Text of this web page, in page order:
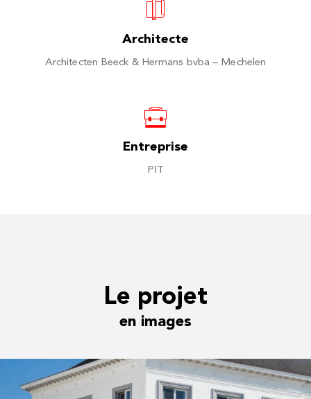
Architecte
Architecten Beeck & Hermans bvba – Mechelen
Entreprise
PIT
Le projet
en images